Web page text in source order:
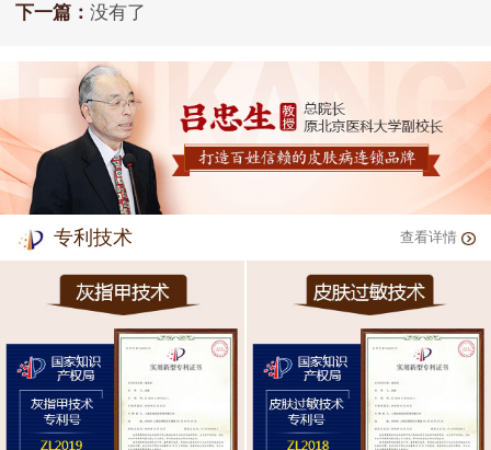
下一篇： 没有了
专利技术 查看详情